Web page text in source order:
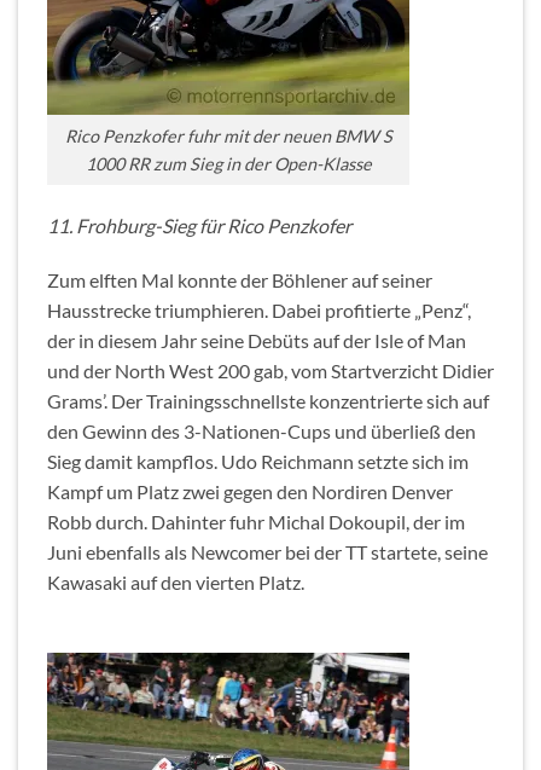
Rico Penzkofer fuhr mit der neuen BMW S
1000 RR zum Sieg in der Open-Klasse
11. Frohburg-Sieg für Rico Penzkofer
Zum elften Mal konnte der Böhlener auf seiner
Hausstrecke triumphieren. Dabei profitierte „Penz“,
der in diesem Jahr seine Debüts auf der Isle of Man
und der North West 200 gab, vom Startverzicht Didier
Grams’. Der Trainingsschnellste konzentrierte sich auf
den Gewinn des 3-Nationen-Cups und überließ den
Sieg damit kampflos. Udo Reichmann setzte sich im
Kampf um Platz zwei gegen den Nordiren Denver
Robb durch. Dahinter fuhr Michal Dokoupil, der im
Juni ebenfalls als Newcomer bei der TT startete, seine
Kawasaki auf den vierten Platz.